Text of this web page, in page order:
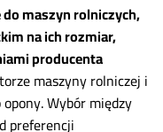
maszyn rolniczych,
na ich rozmiar,
producenta
maszyny rolniczej i
Wybór między
preferencji